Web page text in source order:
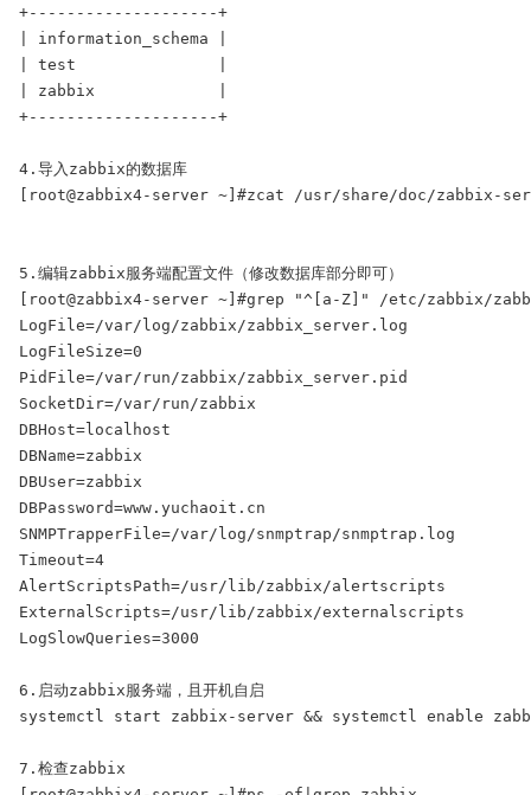
+--------------------+
| information_schema |
| test               |
| zabbix             |
+--------------------+
4.导入zabbix的数据库
[root@zabbix4-server ~]#zcat /usr/share/doc/zabbix-
5.编辑zabbix服务端配置文件（修改数据库部分即可）
[root@zabbix4-server ~]#grep "^[a-Z]" /etc/zabbix/
LogFile=/var/log/zabbix/zabbix_server.log
LogFileSize=0
PidFile=/var/run/zabbix/zabbix_server.pid
SocketDir=/var/run/zabbix
DBHost=localhost
DBName=zabbix
DBUser=zabbix
DBPassword=www.yuchaoit.cn
SNMPTrapperFile=/var/log/snmptrap/snmptrap.log
Timeout=4
AlertScriptsPath=/usr/lib/zabbix/alertscripts
ExternalScripts=/usr/lib/zabbix/externalscripts
LogSlowQueries=3000
6.启动zabbix服务端，且开机自启
systemctl start zabbix-server && systemctl enable
7.检查zabbix